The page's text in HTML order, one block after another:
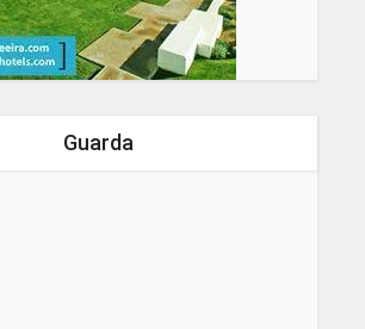
Guarda